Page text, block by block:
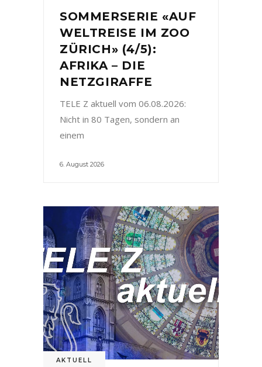
SOMMERSERIE «AUF
WELTREISE IM ZOO
ZÜRICH» (4/5):
AFRIKA – DIE
NETZGIRAFFE
TELE Z aktuell vom 06.08.2026:
Nicht in 80 Tagen, sondern an
einem
6. August 2026
AKTUELL